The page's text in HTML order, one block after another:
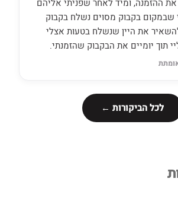
ההזמנה, ומיד לאחר שפניתי אליהם
שבמקום בקבוק מסוים נשלח בקבוק
את היין שנשלח בטעות אצלי
תוך יומיים את הבקבוק שהזמנתי.
לכל הביקורות ←